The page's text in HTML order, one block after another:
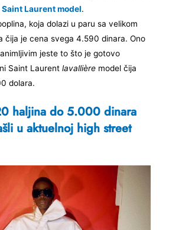
Saint Laurent model.
koja dolazi u paru sa velikom
čija je cena svega 4.590 dinara. Ono
jeste to što je gotovo
Saint Laurentlavallière model čija
dolara.
haljina do 5.000 dinara
u aktuelnoj high street